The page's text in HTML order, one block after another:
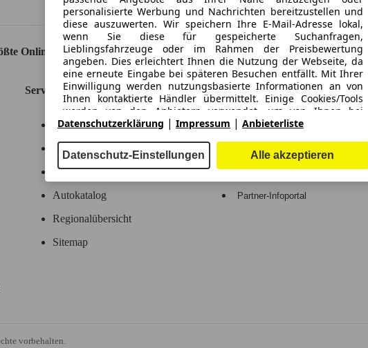
Online-Automarkt.
Service
Hilfe
Kodex
Kontakt
Autokatalog
Regionalübersicht
Sitemap
Händler
Anmelden
Registrieren
Vorteile
Partner-Infoportal
vorbehalten.
personalisierte Werbung und Nachrichten bereitzustellen und
diese auszuwerten. Wir speichern Ihre E-Mail-Adresse lokal,
wenn Sie diese für gespeicherte Suchanfragen,
Lieblingsfahrzeuge oder im Rahmen der Preisbewertung
angeben. Dies erleichtert Ihnen die Nutzung der Webseite, da
eine erneute Eingabe bei späteren Besuchen entfällt. Mit Ihrer
Einwilligung werden nutzungsbasierte Informationen an von
Ihnen kontaktierte Händler übermittelt. Einige Cookies/Tools
werden von den Anbietern verwendet, um von Ihnen bei
Finanzierungsanfragen angegebene Informationen für 30 Tage
die Befüllung neuer Finanzierungsanfragen
wiederzuverwenden. Ohne die Verwendung solcher
Cookies/Tools können solche erweiterten Funktionen ganz oder
teilweise nicht genutzt werden.
Wir arbeiten mit 263 Anbietern zusammen.
Datenschutzerklärung | Impressum | Anbieterliste
Datenschutz-Einstellungen Alle akzeptieren